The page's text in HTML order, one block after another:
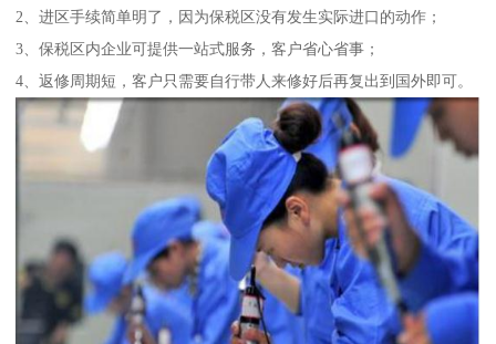
2、进区手续简单明了，因为保税区没有发生实际进口的动作；
3、保税区内企业可提供一站式服务，客户省心省事；
4、返修周期短，客户只需要自行带人来修好后再复出到国外即可。